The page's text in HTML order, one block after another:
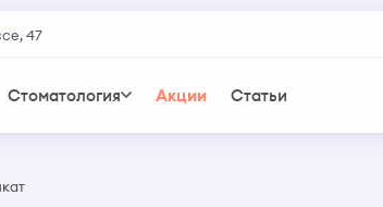
47
Стоматология Акции Статьи